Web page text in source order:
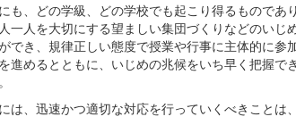
も、どの学級、どの学校でも起こり得るもので
一人を大切にする望ましい集団づくりなどのい
でき、規律正しい態度で授業や行事に主体的に参
進めるとともに、いじめの兆候をいち早く把握で
は、迅速かつ適切な対応を行っていくべきことは